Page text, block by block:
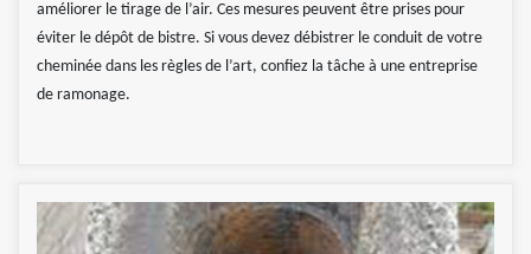
améliorer le tirage de l’air. Ces mesures peuvent être prises pour
éviter le dépôt de bistre. Si vous devez débistrer le conduit de votre
cheminée dans les règles de l’art, confiez la tâche à une entreprise
de ramonage.